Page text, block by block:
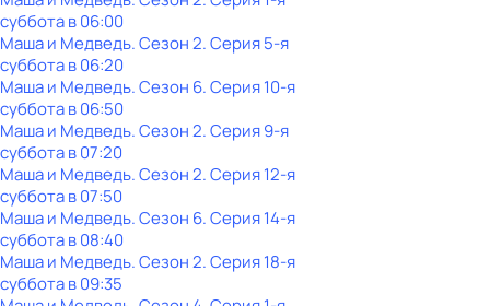
субботав06:00
Маша и Медведь. Сезон 2. Серия 5-я
субботав06:20
Маша и Медведь. Сезон 6. Серия 10-я
субботав06:50
Маша и Медведь. Сезон 2. Серия 9-я
субботав07:20
Маша и Медведь. Сезон 2. Серия 12-я
субботав07:50
Маша и Медведь. Сезон 6. Серия 14-я
субботав08:40
Маша и Медведь. Сезон 2. Серия 18-я
субботав09:35